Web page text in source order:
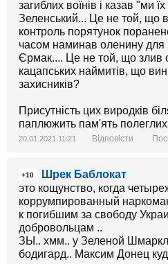
загиблих воїнів і казав "ми
Зеленський... Це не той, що
контроль порятунок
часом наминав оленину для
Єрмак.... Це не той, що злив
кацапських наймитів, що
захисників?
Присутність цих виродків
паплюжить пам'ять
20.01.2021 11:21 Відповісти
+10
Шрек Баблокат
это кощунство, когда
коррумпированный
к погибшим за свободу
добровольцам ..
ЗЫ.. хмм.. у Зеленой
бодигард.. Максим Донец